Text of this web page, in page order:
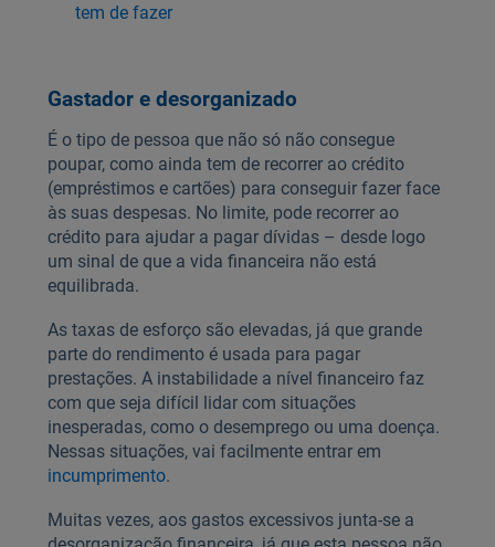
tem de fazer
Gastador e desorganizado
É o tipo de pessoa que não só não consegue
poupar, como ainda tem de recorrer ao crédito
(empréstimos e cartões) para conseguir fazer face
às suas despesas. No limite, pode recorrer ao
crédito para ajudar a pagar dívidas – desde logo
um sinal de que a vida financeira não está
equilibrada.
As taxas de esforço são elevadas, já que grande
parte do rendimento é usada para pagar
prestações. A instabilidade a nível financeiro faz
com que seja difícil lidar com situações
inesperadas, como o desemprego ou uma doença.
Nessas situações, vai facilmente entrar em
incumprimento.
Muitas vezes, aos gastos excessivos junta-se a